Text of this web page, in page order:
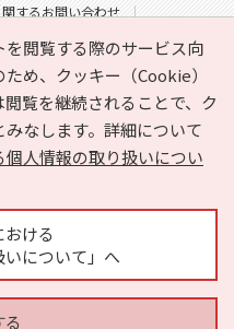
閲覧する際のサービス向
め、クッキー（Cookie）
覧を継続されることで、ク
なします。詳細について
個人情報の取り扱いについ
ける
いについて」へ
するお問い合わせ
お問い合わせ
All Rights Reserved.